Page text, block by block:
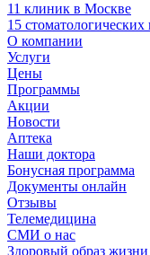
11 клиник в Москве
15
О компании
Услуги
Цены
Программы
Акции
Новости
Аптека
Наши доктора
Бонусная программа
Документы онлайн
Отзывы
Телемедицина
СМИ о нас
Здоровый образ жизни